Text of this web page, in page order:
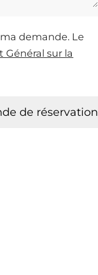
demande. Le
Général sur la
de réservation